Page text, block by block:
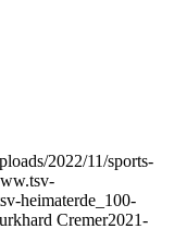
2022/11/sports-
heimaterde_100-
Cremer2021-